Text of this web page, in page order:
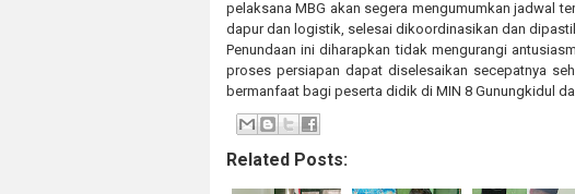
pelaksana MBG akan segera mengumumkan jadwal
dapur dan logistik, selesai dikoordinasikan dan
Penundaan ini diharapkan tidak mengurangi
proses persiapan dapat diselesaikan secepatnya
bermanfaat bagi peserta didik di MIN 8 Gunungkidul
Related Posts: